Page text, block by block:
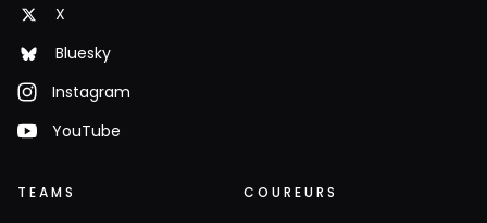
X
Bluesky
Instagram
YouTube
TEAMS COUREURS